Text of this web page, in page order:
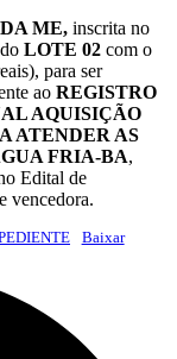
ME, inscrita no
LOTE 02 com o
para ser
ao REGISTRO
AQUISIÇÃO
ATENDER AS
FRIA-BA,
Edital de
vencedora.
Baixar